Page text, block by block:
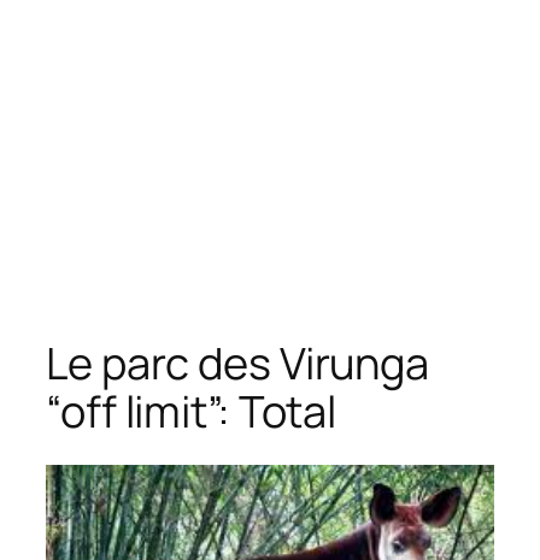
Le parc des Virunga
“off limit”: Total